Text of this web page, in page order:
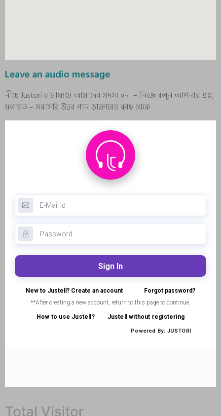
Leave an audio message
নীচে Justori র মাধ্যমে আমাদের সদস্য হন – নিজে বলুন আপনার প্রশ্ন,
মতামত – সরাসরি উত্তর পান ডাক্তারের কাছ থেকে
Total Visitor